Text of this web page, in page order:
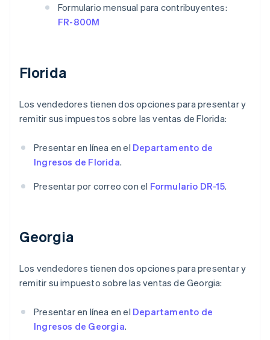
Formulario mensual para contribuyentes:
FR-800M
Florida
Los vendedores tienen dos opciones para presentar y
remitir sus impuestos sobre las ventas de Florida:
Presentar en línea en el Departamento de
Ingresos de Florida.
Presentar por correo con el Formulario DR-15.
Georgia
Los vendedores tienen dos opciones para presentar y
remitir su impuesto sobre las ventas de Georgia:
Presentar en línea en el Departamento de
Ingresos de Georgia.